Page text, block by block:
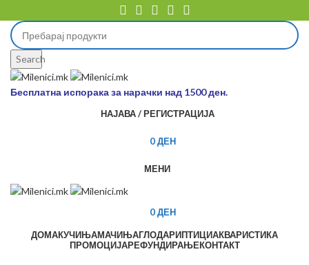
Search
Бесплатна испорака за нарачки над 1500 ден.
НАЈАВА / РЕГИСТРАЦИЈА
0ДЕН
МЕНИ
0ДЕН
ДОМАКУЧИЊАМАЧИЊАГЛОДАРИПТИЦИАКВАРИСТИКА
ПРОМОЦИЈАРЕФУНДИРАЊЕКОНТАКТ